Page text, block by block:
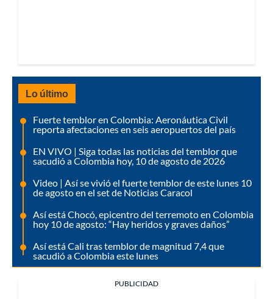
Lo último
Fuerte temblor en Colombia: Aeronáutica Civil
reporta afectaciones en seis aeropuertos del país
EN VIVO | Siga todas las noticias del temblor que
sacudió a Colombia hoy, 10 de agosto de 2026
Video | Así se vivió el fuerte temblor de este lunes 10
de agosto en el set de Noticias Caracol
Así está Chocó, epicentro del terremoto en Colombia
hoy 10 de agosto: “Hay heridos y graves daños”
Así está Cali tras temblor de magnitud 7,4 que
sacudió a Colombia este lunes
PUBLICIDAD